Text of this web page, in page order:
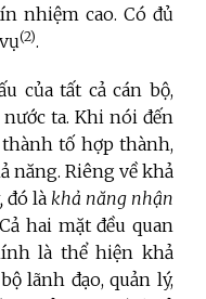
nhiệm cao. Có đủ
(2).
của tất cả cán bộ,
ta. Khi nói đến
tố hợp thành,
năng. Riêng về khả
đó là khả năng nhận
hai mặt đều quan
là thể hiện khả
lãnh đạo, quản lý,